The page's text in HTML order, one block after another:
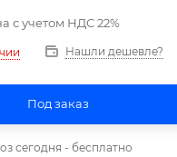
с учетом НДС 22%
Нашли дешевле?
Под заказ
сегодня - бесплатно